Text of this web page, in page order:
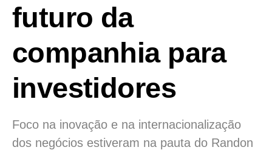
futuro da
companhia para
investidores
Foco na inovação e na internacionalização
dos negócios estiveram na pauta do Randon